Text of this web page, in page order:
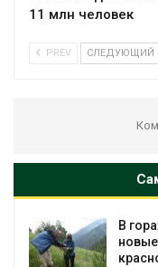
11 млн человек
PREV СЛЕДУЮЩИЙ
В горах
новые